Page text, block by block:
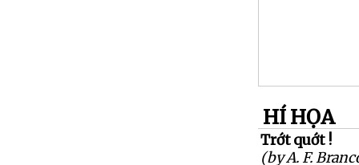
HÍ HỌA
Trớt quớt !
(by A. F.